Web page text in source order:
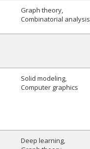
Graph theory
Combinatorial analysis
Solid modeling
Computer graphics
Deep learning